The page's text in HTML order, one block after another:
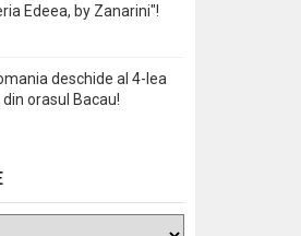
Edeea, by Zanarini"!
deschide al 4-lea
orasul Bacau!